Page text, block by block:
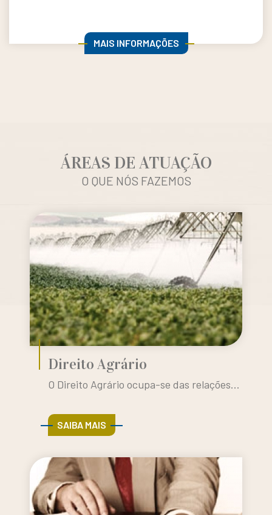
MAIS INFORMAÇÕES
ÁREAS DE ATUAÇÃO
O QUE NÓS FAZEMOS
Direito Agrário
O Direito Agrário ocupa-se das relações...
SAIBA MAIS